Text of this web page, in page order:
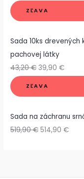
ZĽAVA
Sada 10ks
pachovej látky
43,20€ 39,90€
ZĽAVA
Sada na záchranu
519,90€ 514,90€